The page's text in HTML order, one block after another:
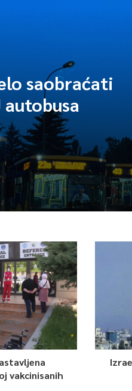
saobraćati
autobusa
vakcinisanih